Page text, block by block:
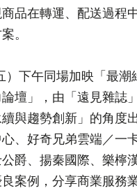
品在轉運、配送過程
。
）下午同場加映「最
壇」，由「遠見雜誌
與趨勢創新」的角度
、好奇兄弟雲端／一
爵、揚秦國際、樂檸
案例，分享商業服務